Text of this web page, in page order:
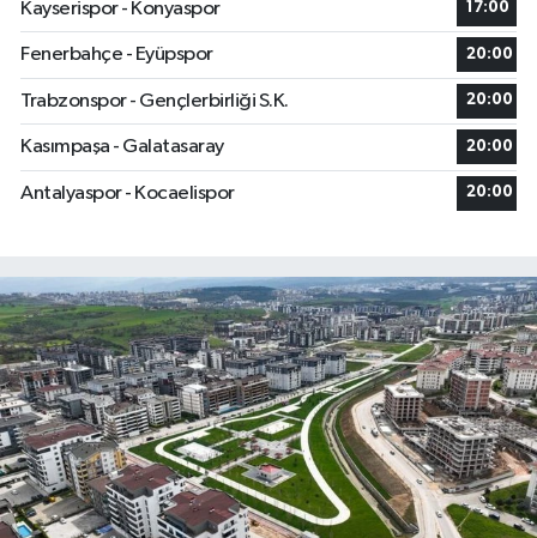
Kayserispor - Konyaspor
17:00
Fenerbahçe - Eyüpspor 20:00
Trabzonspor - Gençlerbirliği S.K. 20:00
Kasımpaşa - Galatasaray 20:00
Antalyaspor - Kocaelispor 20:00